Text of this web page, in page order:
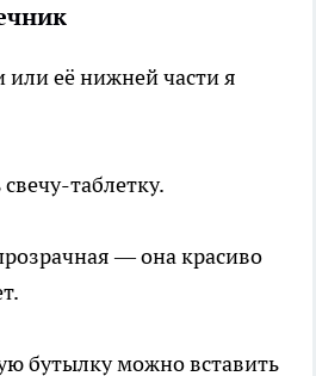
или её нижней части я
таблетку.
— она красиво
бутылку можно вставить